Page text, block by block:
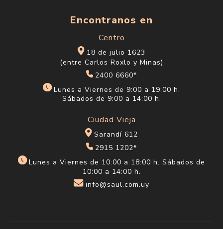
Encontranos en
Centro
18 de julio 1623
(entre Carlos Roxlo y Minas)
2400 6660*
Lunes a Viernes de 9:00 a 19:00 h.
Sábados de 9:00 a 14:00 h.
Ciudad Vieja
Sarandí 612
2915 1202*
Lunes a Viernes de 10:00 a 18:00 h. Sábados de
10:00 a 14:00 h.
info@saul.com.uy